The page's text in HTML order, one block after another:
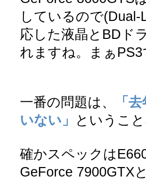
しているので
応した液晶とBDド
れますね。まぁ
一番の問題は、
「
いない」
というこ
確かスペックは
GeForce 7900GTX